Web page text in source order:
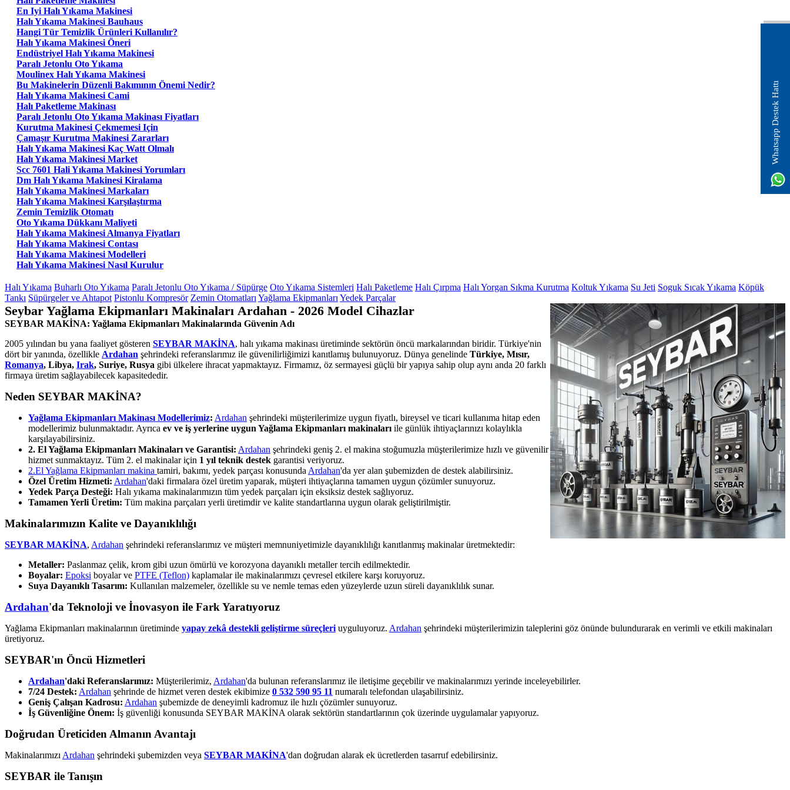
En Iyi Halı Yıkama Makinesi
Halı Yıkama Makinesi Bauhaus
Hangi Tür Temizlik Ürünleri Kullanılır?
Halı Yıkama Makinesi Öneri
Endüstriyel Halı Yıkama Makinesi
Paralı Jetonlu Oto Yıkama
Moulinex Halı Yıkama Makinesi
Bu Makinelerin Düzenli Bakımının Önemi Nedir?
Halı Yıkama Makinesi Cami
Halı Paketleme Makinası
Paralı Jetonlu Oto Yıkama Makinası Fiyatları
Kurutma Makinesi Çekmemesi Için
Çamaşır Kurutma Makinesi Zararları
Halı Yıkama Makinesi Kaç Watt Olmalı
Halı Yıkama Makinesi Market
Scc 7601 Hali Yıkama Makinesi Yorumları
Dm Halı Yıkama Makinesi Kiralama
Halı Yıkama Makinesi Markaları
Halı Yıkama Makinesi Karşılaştırma
Zemin Temizlik Otomatı
Oto Yıkama Dükkanı Maliyeti
Halı Yıkama Makinesi Almanya Fiyatları
Halı Yıkama Makinesi Contası
Halı Yıkama Makinesi Modelleri
Halı Yıkama Makinesi Nasıl Kurulur
Halı Yıkama Buharlı Oto Yıkama Paralı Jetonlu Oto Yıkama / Süpürge Oto Yıkama Sistemleri Halı Paketleme Halı Çırpma Halı Yorgan Sıkma Kurutma Koltuk Yıkama Su Jeti Soguk Sıcak Yıkama Köpük
Tankı Süpürgeler ve Ahtapot Pistonlu Kompresör Zemin Otomatları Yağlama Ekipmanları Yedek Parçalar
Seybar Yağlama Ekipmanları Makinaları Ardahan - 2026 Model Cihazlar
SEYBAR MAKİNA: Yağlama Ekipmanları Makinalarında Güvenin Adı
2005 yılından bu yana faaliyet gösteren SEYBAR MAKİNA, halı yıkama makinası üretiminde sektörün öncü markalarından biridir. Türkiye'nin
dört bir yanında, özellikle Ardahan şehrindeki referanslarımız ile güvenilirliğimizi kanıtlamış bulunuyoruz. Dünya genelinde Türkiye, Mısır,
Romanya, Libya, Irak, Suriye, Rusya gibi ülkelere ihracat yapmaktayız. Firmamız, öz sermayesi güçlü bir yapıya sahip olup aynı anda 20 farklı
firmaya üretim sağlayabilecek kapasitededir.
Neden SEYBAR MAKİNA?
Yağlama Ekipmanları Makinası Modellerimiz: Ardahan şehrindeki müşterilerimize uygun fiyatlı, bireysel ve ticari kullanıma hitap eden
modellerimiz bulunmaktadır. Ayrıca ev ve iş yerlerine uygun Yağlama Ekipmanları makinaları ile günlük ihtiyaçlarınızı kolaylıkla
karşılayabilirsiniz.
2. El Yağlama Ekipmanları Makinaları ve Garantisi: Ardahan şehrindeki geniş 2. el makina stoğumuzla müşterilerimize hızlı ve güvenilir
hizmet sunmaktayız. Tüm 2. el makinalar için 1 yıl teknik destek garantisi veriyoruz.
2.El Yağlama Ekipmanları makina tamiri, bakımı, yedek parçası konusunda Ardahan'da yer alan şubemizden de destek alabilirsiniz.
Özel Üretim Hizmeti: Ardahan'daki firmalara özel üretim yaparak, müşteri ihtiyaçlarına tamamen uygun çözümler sunuyoruz.
Yedek Parça Desteği: Halı yıkama makinalarımızın tüm yedek parçaları için eksiksiz destek sağlıyoruz.
Tamamen Yerli Üretim: Tüm makina parçaları yerli üretimdir ve kalite standartlarına uygun olarak geliştirilmiştir.
Makinalarımızın Kalite ve Dayanıklılığı
SEYBAR MAKİNA, Ardahan şehrindeki referanslarımız ve müşteri memnuniyetimizle dayanıklılığı kanıtlanmış makinalar üretmektedir:
Metaller: Paslanmaz çelik, krom gibi uzun ömürlü ve korozyona dayanıklı metaller tercih edilmektedir.
Boyalar: Epoksi boyalar ve PTFE (Teflon) kaplamalar ile makinalarımızı çevresel etkilere karşı koruyoruz.
Suya Dayanıklı Tasarım: Kullanılan malzemeler, özellikle su ve nemle temas eden yüzeylerde uzun süreli dayanıklılık sunar.
Ardahan'da Teknoloji ve İnovasyon ile Fark Yaratıyoruz
Yağlama Ekipmanları makinalarının üretiminde yapay zekâ destekli geliştirme süreçleri uyguluyoruz. Ardahan şehrindeki müşterilerimizin taleplerini göz önünde bulundurarak en verimli ve etkili makinaları
üretiyoruz.
SEYBAR'ın Öncü Hizmetleri
Ardahan'daki Referanslarımız: Müşterilerimiz, Ardahan'da bulunan referanslarımız ile iletişime geçebilir ve makinalarımızı yerinde inceleyebilirler.
7/24 Destek: Ardahan şehrinde de hizmet veren destek ekibimize 0 532 590 95 11 numaralı telefondan ulaşabilirsiniz.
Geniş Çalışan Kadrosu: Ardahan şubemizde de deneyimli kadromuz ile hızlı çözümler sunuyoruz.
İş Güvenliğine Önem: İş güvenliği konusunda SEYBAR MAKİNA olarak sektörün standartlarının çok üzerinde uygulamalar yapıyoruz.
Doğrudan Üreticiden Almanın Avantajı
Makinalarımızı Ardahan şehrindeki şubemizden veya SEYBAR MAKİNA'dan doğrudan alarak ek ücretlerden tasarruf edebilirsiniz.
SEYBAR ile Tanışın
Whatsapp Destek Hattı